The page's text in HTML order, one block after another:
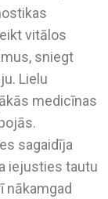
vitālos
sniegt
Lielu
medicīnas
sagaidīja
iejusties tautu
nākamgad